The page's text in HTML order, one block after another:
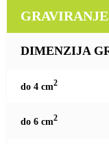
DIMENZIJA
do 4 cm2
do 6 cm2